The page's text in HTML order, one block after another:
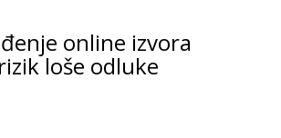
online izvora
loše odluke